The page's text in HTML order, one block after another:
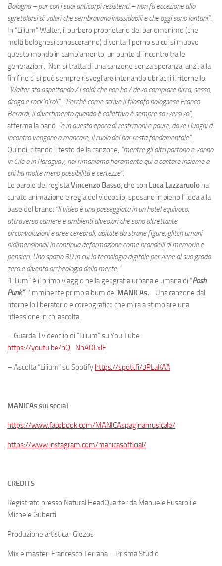
Bologna – pur con i suoi anticorpi resistenti – non fa eccezione allo
sgretolarsi di valori che sembravano inossidabili e che oggi sono lontani”.
In “Lilium” Walter, il burbero proprietario del bar omonimo (che
molti bolognesi conosceranno) diventa il perno su cui si muove
questo mondo in cambiamento, un punto di incontro tra le
generazioni. Non si tratta di una canzone senza speranza, anzi: alla
fin fine ci si può sempre risvegliare intonando ubriachi il ritornello:
”Walter sta aspettando / i soldi che non ho / devo comprare birra, sesso,
droga e rock’n’roll”. “Perché come scrive il filosofo bolognese Franco
Berardi, il divertimento quando è collettivo è sempre sovversivo”,
afferma la band, “e in questa epoca di restrizioni e paure, dove i luoghi d’
incontro vengono a mancare, il ruolo del bar resta fondamentale”.
Quindi, citando il testo della canzone, ”mentre gli altri partono e vanno
in Cile o in Paraguay, noi rimaniamo fieramente qui a cantare insieme a
chi ha molte meno possibilità e certezze”.
Le parole del registaVincenzo Basso, che con Luca Lazzaruolo ha
curato animazione e regia del videoclip, sposano in pieno l’ idea alla
base del brano: “Il video è una passeggiata in un hotel equivoco,
attraverso camere e ambienti alveolari che sono altrettante
circonvoluzioni e aree cerebrali, abitate da strane figure, glitch umani
bidimensionali in continua deformazione come brandelli di memorie e
pensieri. Uno spazio 3D in cui la tecnologia digitale perviene al suo grado
zero e diventa archeologia della mente.”
“Lilium” è il primo viaggio nella geografia urbana e umana di “Posh
Punk”, l’imminente primo album dei MANICAs. Una canzone dal
ritornello liberatorio e coreografico che mira a stimolare una
riflessione in chi ascolta.
– Guarda il videoclip di “Lilium” su You Tube
https://youtu.be/nQ_NhADLxlE
– Ascolta “Lilium” su Spotify https://spoti.fi/3PLaKAA
MANICAs sui social
https://www.facebook.com/MANICAspaginamusicale/
https://www.instagram.com/manicasofficial/
CREDITS
Registrato presso Natural HeadQuarter da Manuele Fusaroli e
Michele Guberti
Produzione artistica: Glezös
Mix e master: Francesco Terrana – Prisma Studio